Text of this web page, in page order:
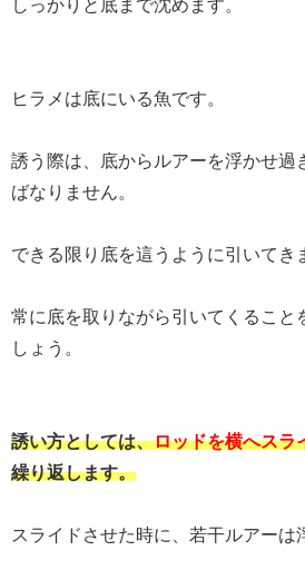
しっかりと底まで沈めます。
ヒラメは底にいる魚です。
誘う際は、底からルアーを浮かせ過
ばなりません。
できる限り底を這うように引いてき
常に底を取りながら引いてくること
しょう。
誘い方としては、ロッドを横へスラ
繰り返します。
スライドさせた時に、若干ルアーは